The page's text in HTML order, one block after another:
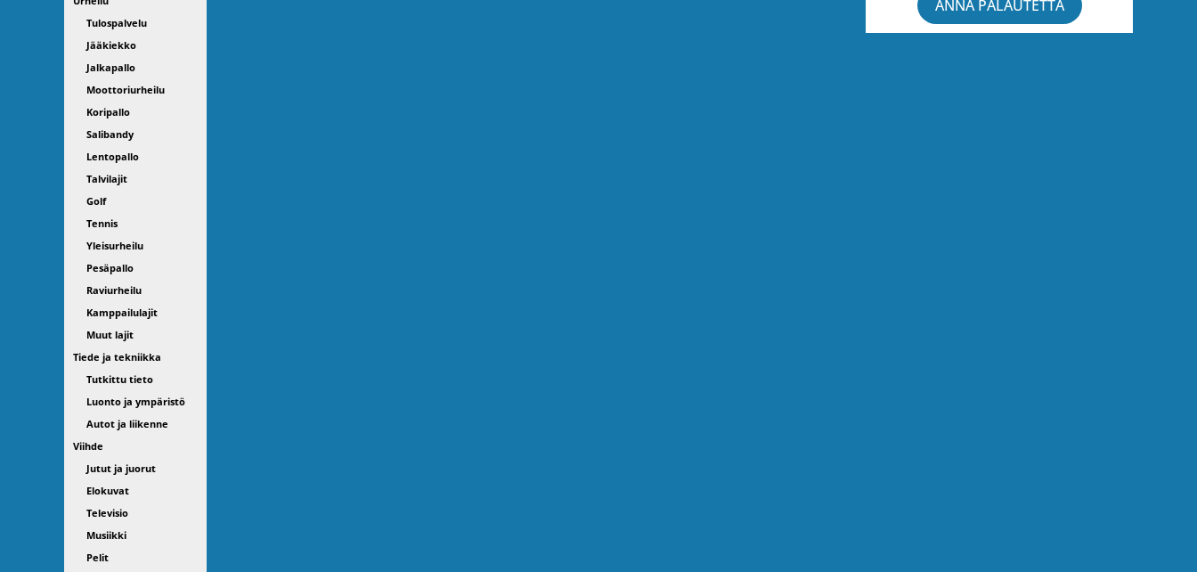
Tulospalvelu
Jääkiekko
Jalkapallo
Moottoriurheilu
Koripallo
Salibandy
Lentopallo
Talvilajit
Golf
Tennis
Yleisurheilu
Pesäpallo
Raviurheilu
Kamppailulajit
Muut lajit
Tiede ja tekniikka
Tutkittu tieto
Luonto ja ympäristö
Autot ja liikenne
Viihde
Jutut ja juorut
Elokuvat
Televisio
Musiikki
Pelit
ANNA PALAUTETTA